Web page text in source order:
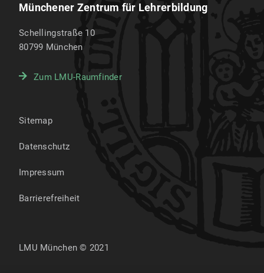
Münchener Zentrum für Lehrerbildung
Schellingstraße 10
80799 München
Zum LMU-Raumfinder
Sitemap
Datenschutz
Impressum
Barrierefreiheit
LMU München © 2021